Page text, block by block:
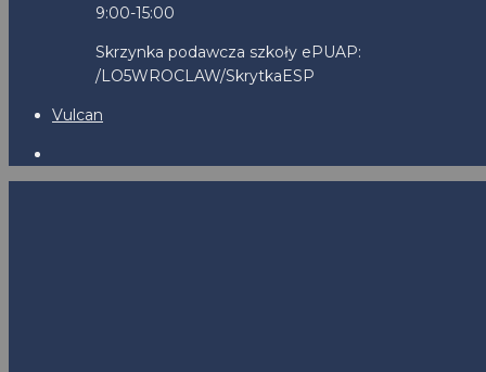
9:00-15:00
Skrzynka podawcza szkoły ePUAP:
/LO5WROCLAW/SkrytkaESP
Vulcan